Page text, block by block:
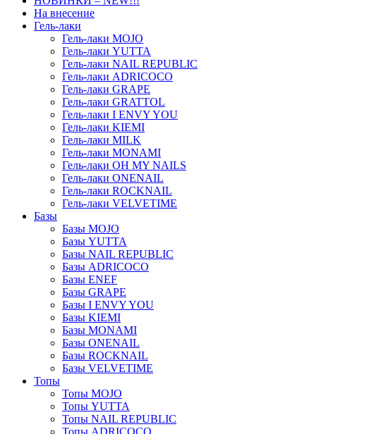
На внесение
Гель-лаки
Гель-лаки MOJO
Гель-лаки YUTTA
Гель-лаки NAIL REPUBLIC
Гель-лаки ADRICOCO
Гель-лаки GRAPE
Гель-лаки GRATTOL
Гель-лаки I ENVY YOU
Гель-лаки KIEMI
Гель-лаки MILK
Гель-лаки MONAMI
Гель-лаки OH MY NAILS
Гель-лаки ONENAIL
Гель-лаки ROCKNAIL
Гель-лаки VELVETIME
Базы
Базы MOJO
Базы YUTTA
Базы NAIL REPUBLIC
Базы ADRICOCO
Базы ENEF
Базы GRAPE
Базы I ENVY YOU
Базы KIEMI
Базы MONAMI
Базы ONENAIL
Базы ROCKNAIL
Базы VELVETIME
Топы
Топы MOJO
Топы YUTTA
Топы NAIL REPUBLIC
Топы ADRICOCO